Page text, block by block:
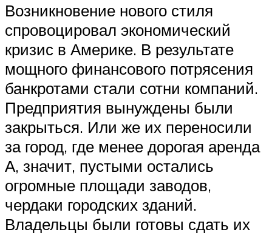
Возникновение нового стиля
спровоцировал экономический
кризис в Америке. В результате
мощного финансового потрясения
банкротами стали сотни компаний.
Предприятия вынуждены были
закрыться. Или же их переносили
за город, где менее дорогая аренда
А, значит, пустыми остались
огромные площади заводов,
чердаки городских зданий.
Владельцы были готовы сдать их